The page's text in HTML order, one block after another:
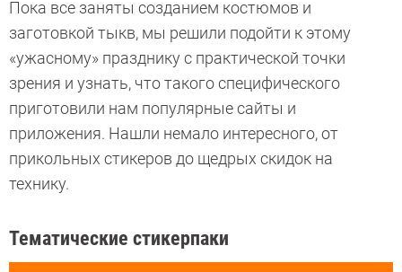
Пока все заняты созданием костюмов и
заготовкой тыкв, мы решили подойти к этому
«ужасному» празднику с практической точки
зрения и узнать, что такого специфического
приготовили нам популярные сайты и
приложения. Нашли немало интересного, от
прикольных стикеров до щедрых скидок на
технику.
Тематические стикерпаки